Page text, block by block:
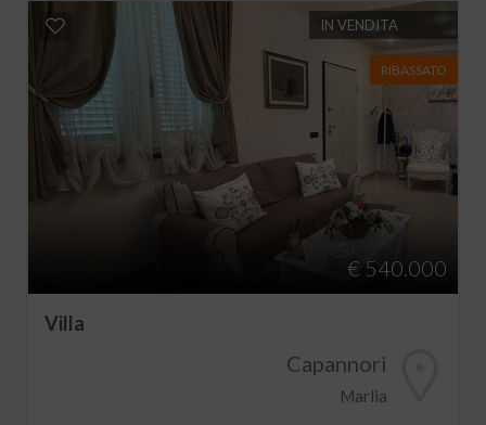
IN VENDITA
RIBASSATO
€ 540.000
Villa
Capannori
Marlia